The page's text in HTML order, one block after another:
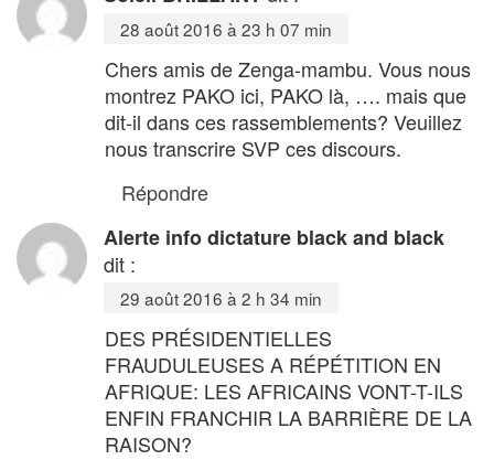
28 août 2016 à 23 h 07 min
Chers amis de Zenga-mambu. Vous nous
montrez PAKO ici, PAKO là, …. mais que
dit-il dans ces rassemblements? Veuillez
nous transcrire SVP ces discours.
Répondre
Alerte info dictature black and black
dit :
29 août 2016 à 2 h 34 min
DES PRÉSIDENTIELLES
FRAUDULEUSES A RÉPÉTITION EN
AFRIQUE: LES AFRICAINS VONT-T-ILS
ENFIN FRANCHIR LA BARRIÈRE DE LA
RAISON?